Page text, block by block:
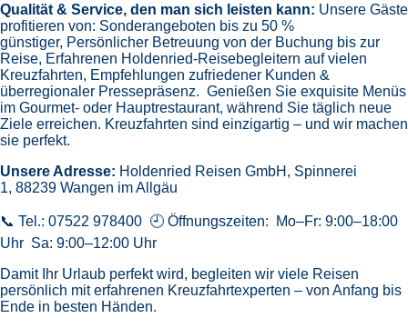
Qualität & Service, den man sich leisten kann: Unsere Gäste
profitieren von: Sonderangeboten bis zu 50 %
günstiger, Persönlicher Betreuung von der Buchung bis zur
Reise, Erfahrenen Holdenried-Reisebegleitern auf vielen
Kreuzfahrten, Empfehlungen zufriedener Kunden &
überregionaler Pressepräsenz. Genießen Sie exquisite Menüs
im Gourmet- oder Hauptrestaurant, während Sie täglich neue
Ziele erreichen. Kreuzfahrten sind einzigartig – und wir machen
sie perfekt.
Unsere Adresse: Holdenried Reisen GmbH, Spinnerei
1, 88239 Wangen im Allgäu
📞 Tel.: 07522 978400 🕘 Öffnungszeiten: Mo–Fr: 9:00–18:00
Uhr Sa: 9:00–12:00 Uhr
Damit Ihr Urlaub perfekt wird, begleiten wir viele Reisen
persönlich mit erfahrenen Kreuzfahrtexperten – von Anfang bis
Ende in besten Händen.